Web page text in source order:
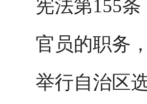
宪法第155
官员的职务
举行自治区